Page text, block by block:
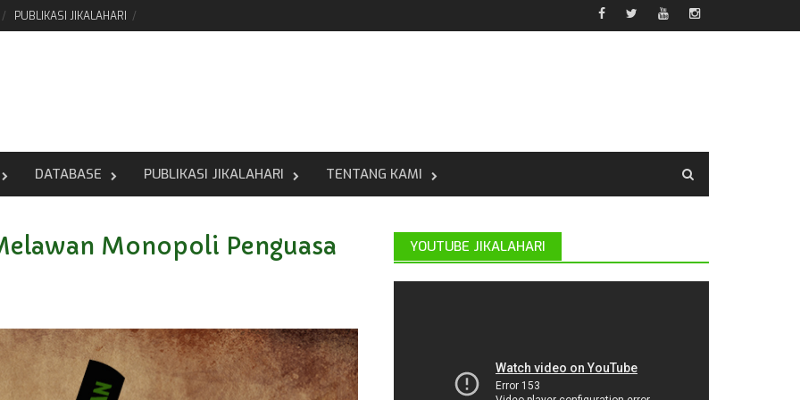
PUBLIKASI JIKALAHARI
DATABASE PUBLIKASI JIKALAHARI TENTANG KAMI
Monopoli Penguasa
YOUTUBE JIKALAHARI